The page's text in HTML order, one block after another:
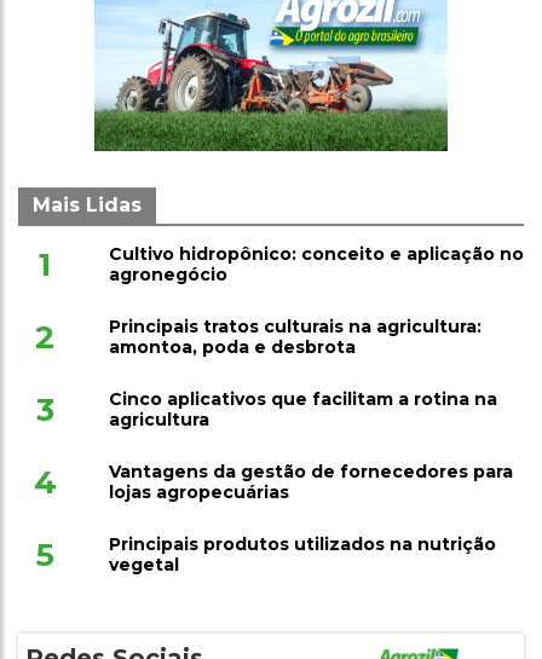
Mais Lidas
1
Cultivo hidropônico: conceito e aplicação no
agronegócio
2
Principais tratos culturais na agricultura:
amontoa, poda e desbrota
3
Cinco aplicativos que facilitam a rotina na
agricultura
4
Vantagens da gestão de fornecedores para
lojas agropecuárias
5
Principais produtos utilizados na nutrição
vegetal